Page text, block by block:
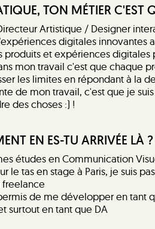
TON MÉTIER C'EST
Artistique / Designer
digitales innovantes
produits et expériences
mon travail c'est que chaque
les limites en répondant à la
de mon travail, c'est que je
des choses :) !
EN ES-TU ARRIVÉE LÀ ?
études en Communication
le tas en stage à Paris, je suis
freelance
de me développer en tant
surtout en tant que DA